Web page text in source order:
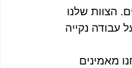
הצוות שלנו
עבודה נקייה
מאמינים